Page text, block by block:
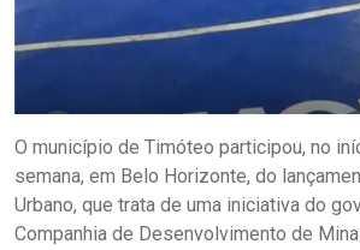
O município de Timóteo participou, no
semana, em Belo Horizonte, do
Urbano, que trata de uma iniciativa do
Companhia de Desenvolvimento de